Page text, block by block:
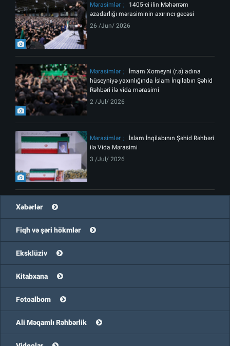
Mərasimlər
1405-ci ilin Məhərrəm
əzadarlığı mərasiminin axırıncı gecəsi
26 /Jun/ 2026
Mərasimlər
İmam Xomeyni (r.ə) adına
hüseyniyə yaxınlığında İslam İnqilabın Şəhid
Rəhbəri ilə vida mərasimi
2 /Jul/ 2026
Mərasimlər
İslam İnqilabının Şəhid Rəhbəri
ilə Vida Mərasimi
3 /Jul/ 2026
Xəbərlər
Fiqh və şəri hökmlər
Eksklüziv
Kitabxana
Fotoalbom
Ali Məqamlı Rəhbərlik